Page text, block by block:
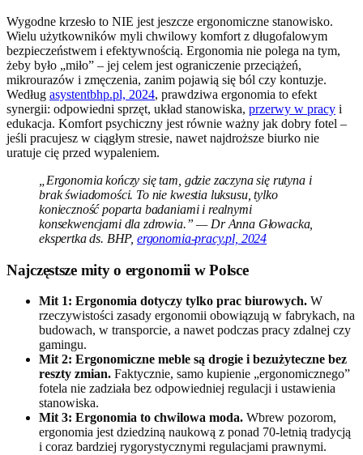
Wygodne krzesło to NIE jest jeszcze ergonomiczne stanowisko.
Wielu użytkowników myli chwilowy komfort z długofalowym
bezpieczeństwem i efektywnością. Ergonomia nie polega na tym,
żeby było „miło” – jej celem jest ograniczenie przeciążeń,
mikrourazów i zmęczenia, zanim pojawią się ból czy kontuzje.
Według asystentbhp.pl, 2024, prawdziwa ergonomia to efekt
synergii: odpowiedni sprzęt, układ stanowiska, przerwy w pracy i
edukacja. Komfort psychiczny jest równie ważny jak dobry fotel –
jeśli pracujesz w ciągłym stresie, nawet najdroższe biurko nie
uratuje cię przed wypaleniem.
„Ergonomia kończy się tam, gdzie zaczyna się rutyna i
brak świadomości. To nie kwestia luksusu, tylko
konieczność poparta badaniami i realnymi
konsekwencjami dla zdrowia.” — Dr Anna Głowacka,
ekspertka ds. BHP, ergonomia-pracy.pl, 2024
Najczęstsze mity o ergonomii w Polsce
Mit 1: Ergonomia dotyczy tylko prac biurowych. W
rzeczywistości zasady ergonomii obowiązują w fabrykach, na
budowach, w transporcie, a nawet podczas pracy zdalnej czy
gamingu.
Mit 2: Ergonomiczne meble są drogie i bezużyteczne bez
reszty zmian. Faktycznie, samo kupienie „ergonomicznego”
fotela nie zadziała bez odpowiedniej regulacji i ustawienia
stanowiska.
Mit 3: Ergonomia to chwilowa moda. Wbrew pozorom,
ergonomia jest dziedziną naukową z ponad 70-letnią tradycją
i coraz bardziej rygorystycznymi regulacjami prawnymi.